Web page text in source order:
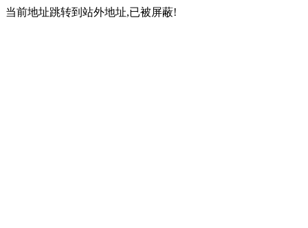
当前地址跳转到站外地址,已被屏蔽!